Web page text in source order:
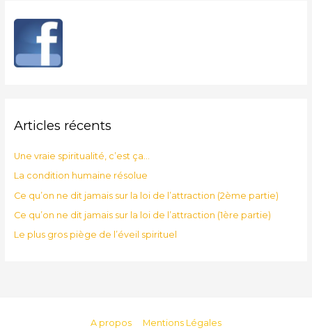
Articles récents
Une vraie spiritualité, c’est ça…
La condition humaine résolue
Ce qu’on ne dit jamais sur la loi de l’attraction (2ème partie)
Ce qu’on ne dit jamais sur la loi de l’attraction (1ère partie)
Le plus gros piège de l’éveil spirituel
A propos
Mentions Légales